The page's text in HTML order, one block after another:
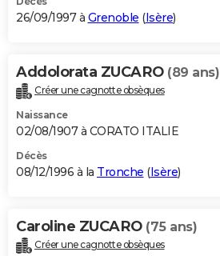
26/09/1997 à Grenoble (Isère)
Addolorata ZUCARO (89 ans)
Créer une cagnotte obsèques
Naissance
02/08/1907 à CORATO ITALIE
Décès
08/12/1996 à la Tronche (Isère)
Caroline ZUCARO (75 ans)
Créer une cagnotte obsèques